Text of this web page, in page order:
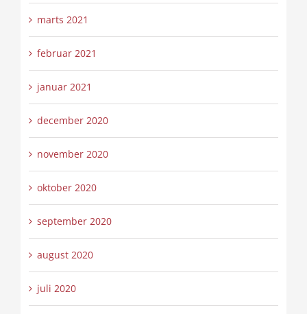
marts 2021
februar 2021
januar 2021
december 2020
november 2020
oktober 2020
september 2020
august 2020
juli 2020